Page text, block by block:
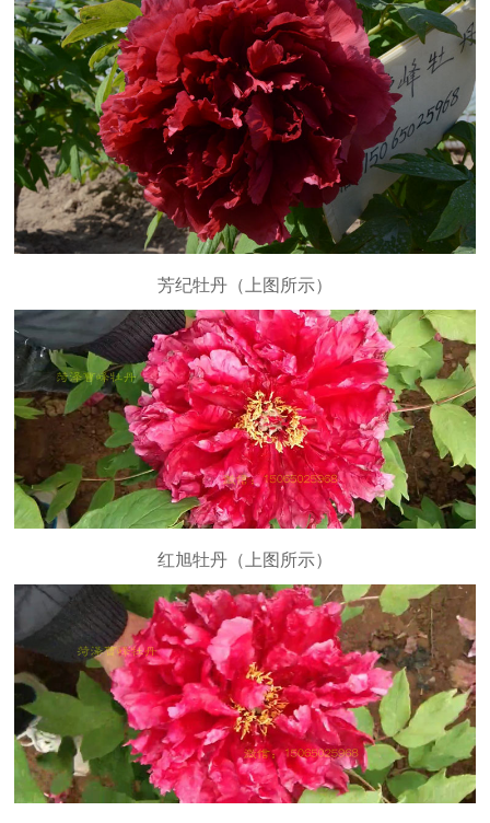
芳纪牡丹（上图所示）
红旭牡丹（上图所示）